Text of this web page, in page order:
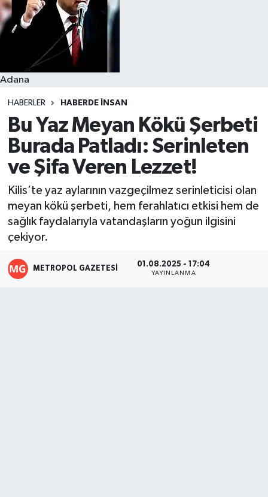
Adana
HABERLER HABERDE INSAN
Bu Yaz Meyan Kökü Şerbeti
Burada Patladı: Serinleten
ve Şifa Veren Lezzet!
Kilis’te yaz aylarının vazgeçilmez serinleticisi olan
meyan kökü şerbeti, hem ferahlatıcı etkisi hem de
sağlık faydalarıyla vatandaşların yoğun ilgisini
çekiyor.
METROPOL GAZETESI 01.08.2025 - 17:04
YAYINLANMA
Resmi İlanlar